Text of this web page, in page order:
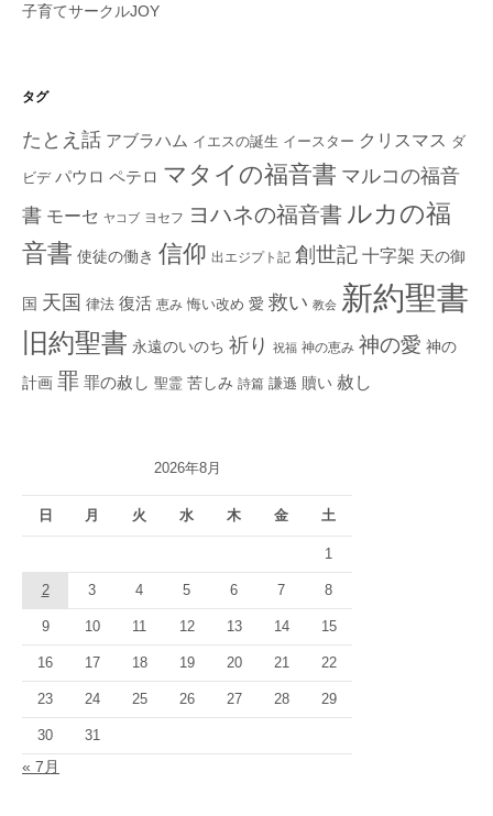
子育てサークルJOY
タグ
たとえ話 アブラハム イエスの誕生 イースター クリスマス ダ
ビデ パウロ ペテロ マタイの福音書 マルコの福音
書 モーセ ヤコブ ヨセフ ヨハネの福音書 ルカの福
音書 使徒の働き 信仰 出エジプト記 創世記 十字架 天の御
国 天国 律法 復活 恵み 悔い改め 愛 救い 教会 新約聖書
旧約聖書 永遠のいのち 祈り 祝福 神の恵み 神の愛 神の
計画 罪 罪の赦し 聖霊 苦しみ 詩篇 謙遜 贖い 赦し
2026年8月
日 月 火 水 木 金 土
1
2 3 4 5 6 7 8
9 10 11 12 13 14 15
16 17 18 19 20 21 22
23 24 25 26 27 28 29
30 31
« 7月